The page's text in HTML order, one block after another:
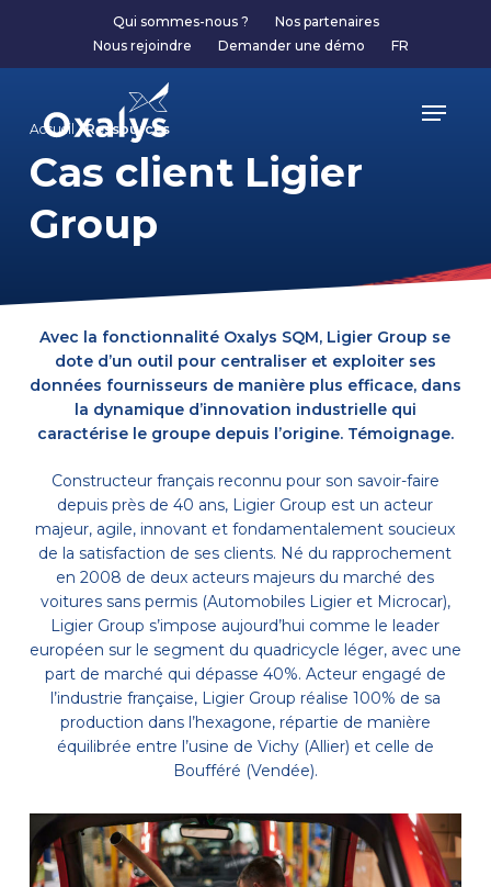
Qui sommes-nous ?
Nos partenaires
Nous rejoindre
Demander une démo FR
Menu
Accueil /Ressources
Cas client Ligier
Group
Avec la fonctionnalité Oxalys SQM, Ligier Group se
dote d’un outil pour centraliser et exploiter ses
données fournisseurs de manière plus efficace, dans
la dynamique d’innovation industrielle qui
caractérise le groupe depuis l’origine. Témoignage.
Constructeur français reconnu pour son savoir-faire
depuis près de 40 ans, Ligier Group est un acteur
majeur, agile, innovant et fondamentalement soucieux
de la satisfaction de ses clients. Né du rapprochement
en 2008 de deux acteurs majeurs du marché des
voitures sans permis (Automobiles Ligier et Microcar),
Ligier Group s’impose aujourd’hui comme le leader
européen sur le segment du quadricycle léger, avec une
part de marché qui dépasse 40%. Acteur engagé de
l’industrie française, Ligier Group réalise 100% de sa
production dans l’hexagone, répartie de manière
équilibrée entre l’usine de Vichy (Allier) et celle de
Boufféré (Vendée).